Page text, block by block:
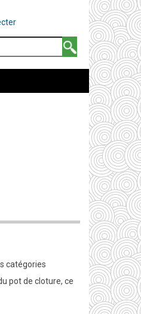
catégories
pot de cloture, ce